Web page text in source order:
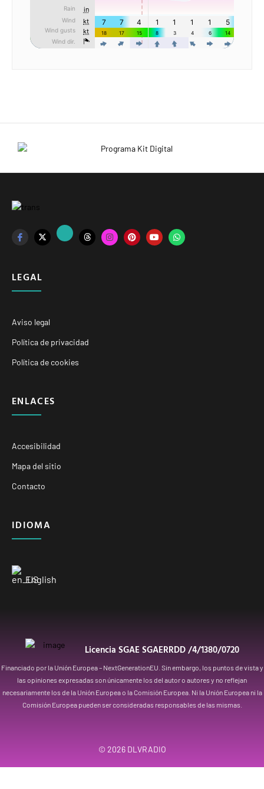
LEGAL
Aviso legal
Política de privacidad
Política de cookies
ENLACES
Accesibilidad
Mapa del sitio
Contacto
IDIOMA
English
Licencia SGAE SGAERRDD /4/1380/0720
Financiado por la Unión Europea – NextGenerationEU. Sin embargo, los puntos de vista y
las opiniones expresadas son únicamente los del autor o autores y no reflejan
necesariamente los de la Unión Europea o la Comisión Europea. Ni la Unión Europea ni la
Comisión Europea pueden ser consideradas responsables de las mismas.
© 2026 DLVRADIO